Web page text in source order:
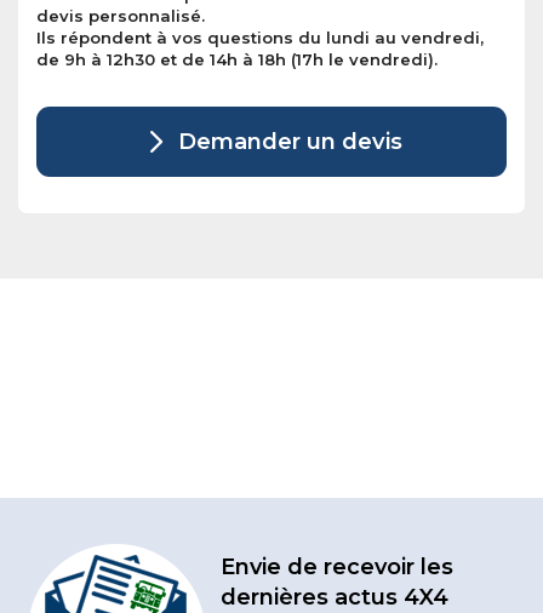
devis personnalisé.
Ils répondent à vos questions du lundi au vendredi,
de 9h à 12h30 et de 14h à 18h (17h le vendredi).
Demander un devis
Envie de recevoir les
dernières actus 4X4